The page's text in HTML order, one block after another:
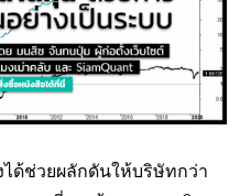
ด้ช่วยผลักดันให้บริษัทกว่า